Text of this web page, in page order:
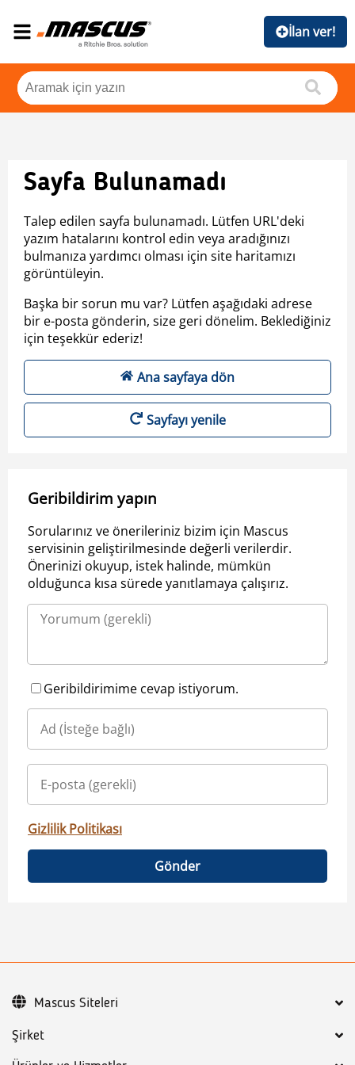
İlan ver!
Sayfa Bulunamadı
Talep edilen sayfa bulunamadı. Lütfen URL'deki
yazım hatalarını kontrol edin veya aradığınızı
bulmanıza yardımcı olması için site haritamızı
görüntüleyin.
Başka bir sorun mu var? Lütfen aşağıdaki adrese
bir e-posta gönderin, size geri dönelim. Beklediğiniz
için teşekkür ederiz!
Ana sayfaya dön
Sayfayı yenile
Geribildirim yapın
Sorularınız ve önerileriniz bizim için Mascus
servisinin geliştirilmesinde değerli verilerdir.
Önerinizi okuyup, istek halinde, mümkün
olduğunca kısa sürede yanıtlamaya çalışırız.
Geribildirimime cevap istiyorum.
Gizlilik Politikası
Gönder
Şirket
Mascus Siteleri